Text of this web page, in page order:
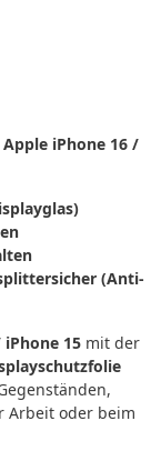
iPhone 16 /
(Anti-
15 mit der
Arbeit oder beim